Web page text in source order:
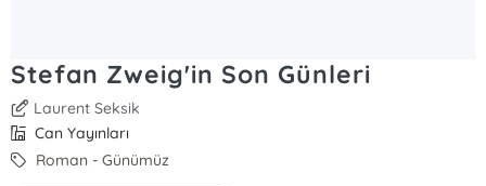
Stefan Zweig'in Son Günleri
Laurent Seksik
Can Yayınları
Roman - Günümüz